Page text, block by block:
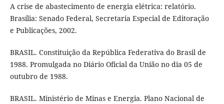
A crise de abastecimento de energia elétrica: relatório.
Brasília: Senado Federal, Secretaria Especial de Editoração
e Publicações, 2002.
BRASIL. Constituição da República Federativa do Brasil de
1988. Promulgada no Diário Oficial da União no dia 05 de
outubro de 1988.
BRASIL. Ministério de Minas e Energia. Plano Nacional de